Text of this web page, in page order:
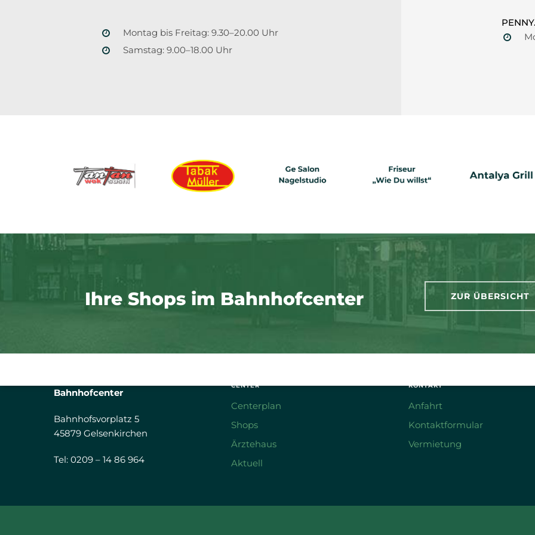
Montag bis Freitag: 9.30–20.00 Uhr
Samstag: 9.00–18.00 Uhr
Ihre Shops im Bahnhofcenter ZUR ÜBERSICHT
Bahnhofcenter
Bahnhofsvorplatz 5
45879 Gelsenkirchen
Tel: 0209 – 14 86 964
CENTER
Centerplan
Shops
Ärztehaus
Aktuell
KONTAKT
Anfahrt
Kontaktformular
Vermietung